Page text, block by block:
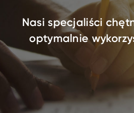
Nasi specjaliści
optymalnie